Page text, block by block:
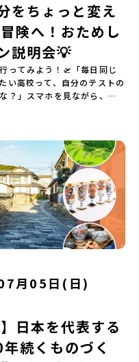
をちょっと変え
険へ！おためし
説明会💡
ってみよう！🛫「毎日同じ
い高校って、自分のテストの
？」スマホを見ながら、進
👀テストの点数ではなく、
路を選ぶ。そんな新しい選
も、いきなり知らない土地
人のために、2泊3日で気軽
の魅力を凝縮したオンライ
です！✨＼🔥ここがすごい！
①スマホじゃわからない
ゃわからない、その地域な
体験！カヌーに乗ったり、
ています！🔥 ②「初めまし
ら「新しいことに挑戦した
ている同世代の中学生が大
て語り合えば、たった数日
費はなんと【無料】！親元
れるスタッフがしっかりサ
ーーーーーーーーーーーー
明会（アーカイブ配信）
画をご覧いただけます。こ
不安」が「絶対に行ってみ
クスして視聴してみてくだ
月05日(日)
日本を代表する
続くものづく